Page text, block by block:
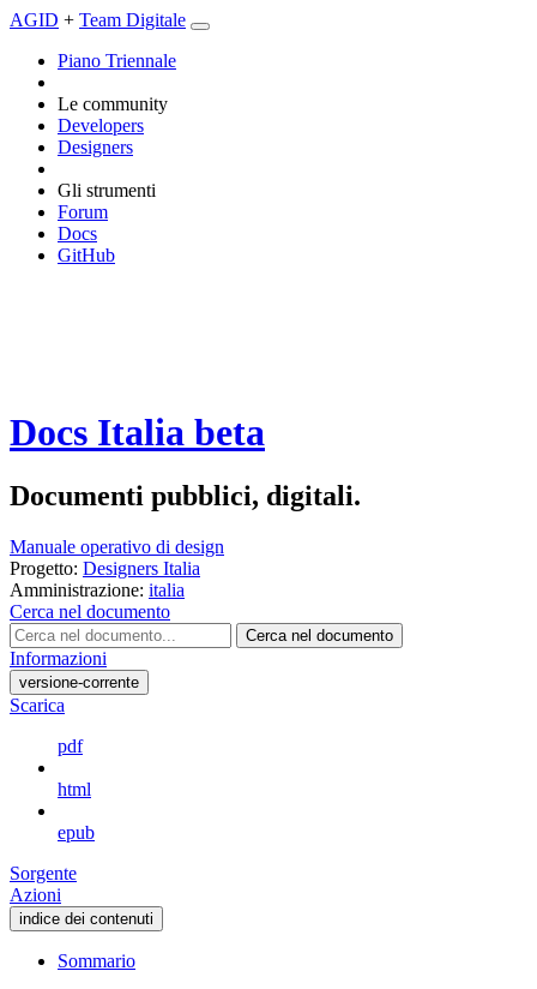
AGID + Team Digitale
Piano Triennale
Le community
Developers
Designers
Gli strumenti
Forum
Docs
GitHub
Docs Italia beta
Documenti pubblici, digitali.
Manuale operativo di design
Progetto: Designers Italia
Amministrazione: italia
Cerca nel documento
Cerca nel documento
Informazioni
versione-corrente
Scarica
pdf
html
epub
Sorgente
Azioni
indice dei contenuti
Sommario